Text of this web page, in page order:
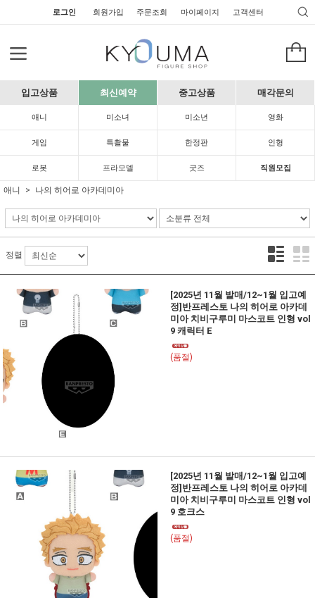
로그인 회원가입 주문조회 마이페이지 고객센터
입고상품 최신예약 중고상품 매각문의
애니 미소녀 미소년 영화
게임 특촬물 한정판 인형
로봇 프라모델 굿즈 직원모집
애니 나의 히어로 아카데미아
정렬
[2025년 11월 발매/12~1월 입고예
정]반프레스토 나의 히어로 아카데
미아 치비구루미 마스코트 인형 vol
9 캐릭터 E
(품절)
[2025년 11월 발매/12~1월 입고예
정]반프레스토 나의 히어로 아카데
미아 치비구루미 마스코트 인형 vol
9 호크스
(품절)